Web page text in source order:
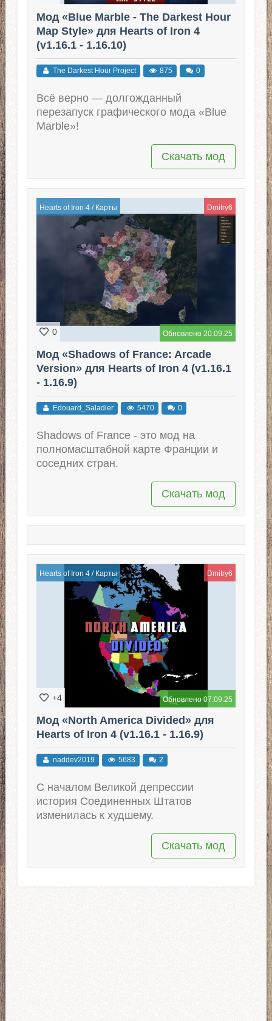
Мод «Blue Marble - The Darkest Hour
Map Style» для Hearts of Iron 4
(v1.16.1 - 1.16.10)
The Darkest Hour Project 875 0
Всё верно — долгожданный
перезапуск графического мода «Blue
Marble»!
Скачать мод
Hearts of Iron 4/ Карты Dmitry6
Обновлено 20.09.25
0
Мод «Shadows of France: Arcade
Version» для Hearts of Iron 4 (v1.16.1
- 1.16.9)
Edouard_Saladier 5470 0
Shadows of France - это мод на
полномасштабной карте Франции и
соседних стран.
Скачать мод
Hearts of Iron 4/ Карты Dmitry6
Обновлено 07.09.25
+4
Мод «North America Divided» для
Hearts of Iron 4 (v1.16.1 - 1.16.9)
naddev2019 5683 2
С началом Великой депрессии
история Соединенных Штатов
изменилась к худшему.
Скачать мод